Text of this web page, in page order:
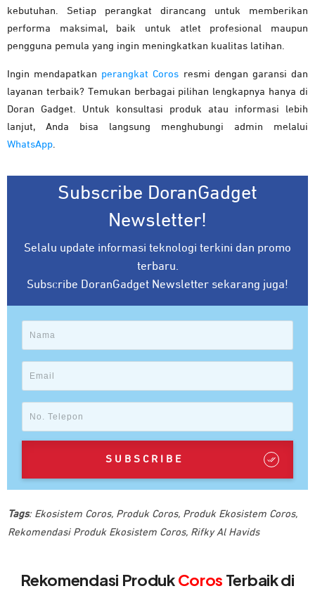
kebutuhan. Setiap perangkat dirancang untuk memberikan
performa maksimal, baik untuk atlet profesional maupun
pengguna pemula yang ingin meningkatkan kualitas latihan.
Ingin mendapatkan perangkat Coros resmi dengan garansi dan
layanan terbaik? Temukan berbagai pilihan lengkapnya hanya di
Doran Gadget. Untuk konsultasi produk atau informasi lebih
lanjut, Anda bisa langsung menghubungi admin melalui
WhatsApp.
Subscribe DoranGadget
Newsletter!
Selalu update informasi teknologi terkini dan promo
terbaru.
Subscribe DoranGadget Newsletter sekarang juga!
SUBSCRIBE
Tags: Ekosistem Coros, Produk Coros, Produk Ekosistem Coros,
Rekomendasi Produk Ekosistem Coros, Rifky Al Havids
Rekomendasi ProdukCoros Terbaik di